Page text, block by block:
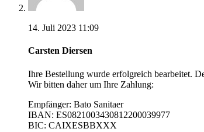
14. Juli 2023 11:09
Carsten Diersen
Ihre Bestellung wurde erfolgreich bearbeitet.
Wir bitten daher um Ihre Zahlung:
Empfänger: Bato Sanitaer
IBAN: ES0821003430812200039977
BIC: CAIXESBBXXX